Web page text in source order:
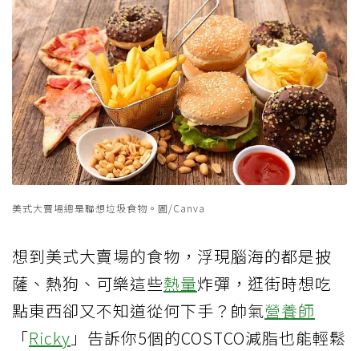
美式大賣場總是聯想垃圾食物。圖/Canva
想到美式大賣場的食物，浮現腦海的都是披
薩、熱狗、可樂這些熱量炸彈，逛街時想吃
點東西卻又不知道從何下手？帥氣營養師
「Ricky 」告訴你5個的COSTCO減脂也能輕鬆